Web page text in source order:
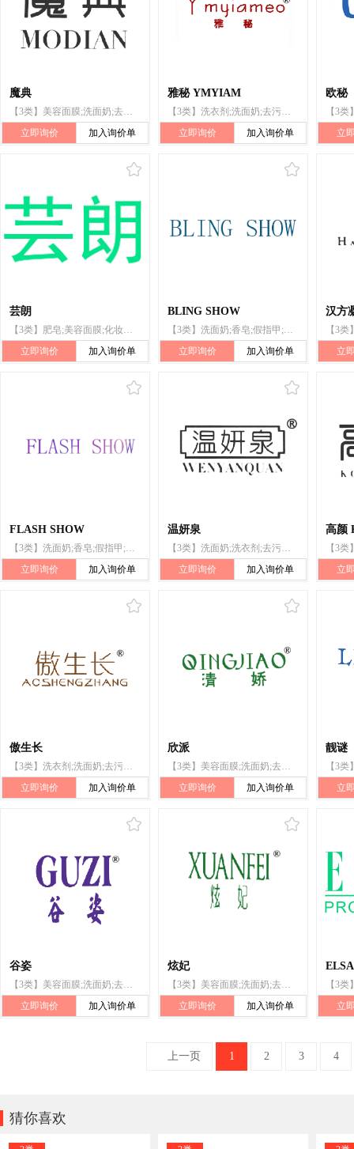
魔典
【3类】美容面膜;洗面奶;去污剂;化妆品;香;香精油;洗衣剂;牙膏;上光剂;假指甲
立即询价
加入询价单
雅秘 YMYIAM
【3类】洗衣剂;洗面奶;去污剂;上光剂;香精油;化妆品;美容面膜;假指甲;牙膏;香
立即询价
加入询价单
欧秘
立
芸朗
【3类】肥皂;美容面膜;化妆品;牙膏;香水;假指甲;空气芳香剂;唇彩;护发素;口红
立即询价
加入询价单
BLING SHOW
【3类】洗面奶;香皂;假指甲;研磨膏;香料;美容面膜;指甲油;假睫毛;化妆品;眉笔
立即询价
加入询价单
汉方
立
FLASH SHOW
【3类】洗面奶;香皂;假指甲;研磨膏;香料;美容面膜;指甲油;假睫毛;化妆品;眉笔
立即询价
加入询价单
温妍泉
【3类】洗面奶;洗衣剂;去污剂;上光剂;香精油;化妆品;假指甲;美容面膜;牙膏;香
立即询价
加入询价单
高颜
立
傲生长
【3类】洗衣剂;洗面奶;去污剂;上光剂;香精油;化妆品;假指甲;美容面膜;牙膏;香
立即询价
加入询价单
欣派
【3类】美容面膜;洗面奶;去污剂;化妆品;香;香精油;洗衣剂;牙膏;上光剂;假指甲
立即询价
加入询价单
靓谜
立
谷姿
【3类】美容面膜;洗面奶;去污剂;化妆品;香;香精油;洗衣剂;牙膏;上光剂;假指甲
立即询价
加入询价单
炫妃
【3类】美容面膜;洗面奶;去污剂;化妆品;香;香精油;洗衣剂;牙膏;上光剂;假指甲
立即询价
加入询价单 立
上一页 1 2 3 4
猜你喜欢